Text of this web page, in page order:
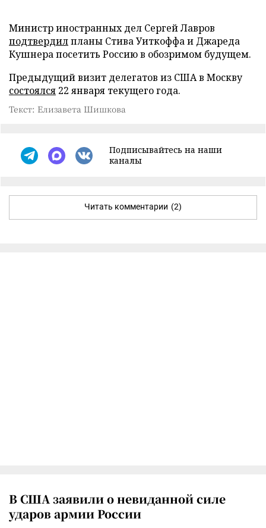
Министр иностранных дел Сергей Лавров
подтвердилпланы Стива Уиткоффа и Джареда
Кушнера посетить Россию в обозримом будущем.
Предыдущий визит делегатов из США в Москву
состоялся 22 января текущего года.
Текст: Елизавета Шишкова
Подписывайтесь на наши
каналы
Читать комментарии (2)
В США заявили о невиданной силе
ударов армии России